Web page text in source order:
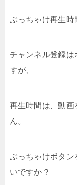
ぶっちゃけ再生時
チャンネル登録
すが、
再生時間は、動画
ん。
ぶっちゃけボタン
いですか？